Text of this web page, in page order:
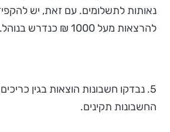
נאותות לתשלומים. עם זאת, יש
להרצאות מעל 1000 ₪ כנדרש בנוהל.
5. נבדקו חשבונות הוצאות בגין
החשבונות תקינים.